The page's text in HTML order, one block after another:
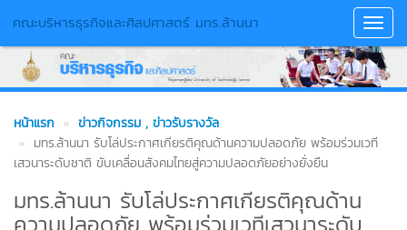
คณะบริหารธุรกิจและศิลปศาสตร์ มทร.ล้านนา
หน้าแรก ข่าวกิจกรรม , ข่าวรับรางวัล
มทร.ล้านนา รับโล่ประกาศเกียรติคุณด้านความปลอดภัย พร้อมร่วมเวที
เสวนาระดับชาติ ขับเคลื่อนสังคมไทยสู่ความปลอดภัยอย่างยั่งยืน
มทร.ล้านนา รับโล่ประกาศเกียรติคุณด้าน